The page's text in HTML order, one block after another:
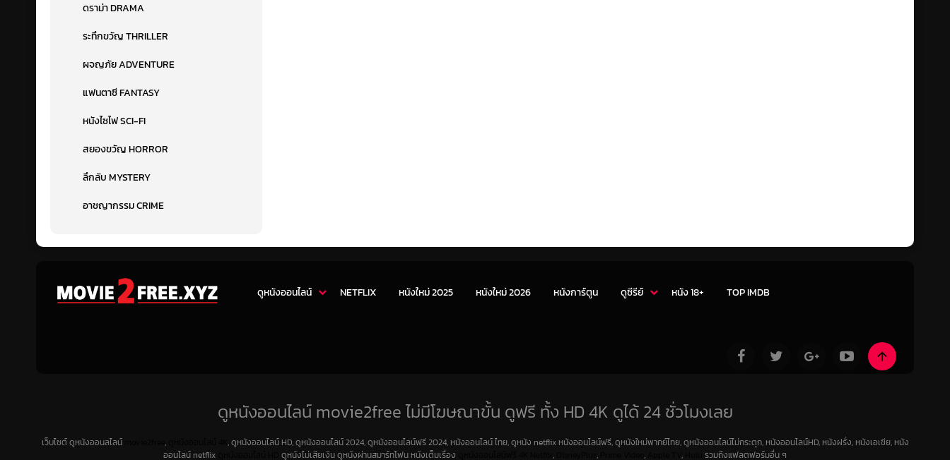
ดราม่า DRAMA
ระทึกขวัญ THRILLER
ผจญภัย ADVENTURE
แฟนตาซี FANTASY
หนังไซไฟ SCI-FI
สยองขวัญ HORROR
ลึกลับ MYSTERY
อาชญากรรม CRIME
ดูหนังออนไลน์ NETFLIX หนังใหม่ 2025 หนังใหม่ 2026 หนังการ์ตูน ดูซีรีย์ หนัง 18+ TOP IMDB
ดูหนังออนไลน์ movie2free ไม่มีโฆษณาขั้น ดูฟรี ทั้ง HD 4K ดูได้ 24 ชั่วโมงเลย
เว็บไซต์ ดูหนังออนลไลน์ ,
, ดูหนังออนไลน์ HD, ดูหนังออนไลน์ 2024, ดูหนังออนไลน์ฟรี 2024, หนังออนไลน์ ไทย, ดูหนัง netflix หนังออนไลน์ฟรี, ดูหนังใหม่พากย์ไทย, ดูหนังออนไลน์ไม่กระตุก, หนังออนไลน์HD, หนังฝรั่ง, หนังเอเชีย, หนัง
ออนไลน์ netflix
ดูหนังไม่เสียเงิน ดูหนังผ่านสมาร์ทโฟน หนังเต็มเรื่อง , , , , รวมถึงแฟลตฟอร์มอื่น ๆ